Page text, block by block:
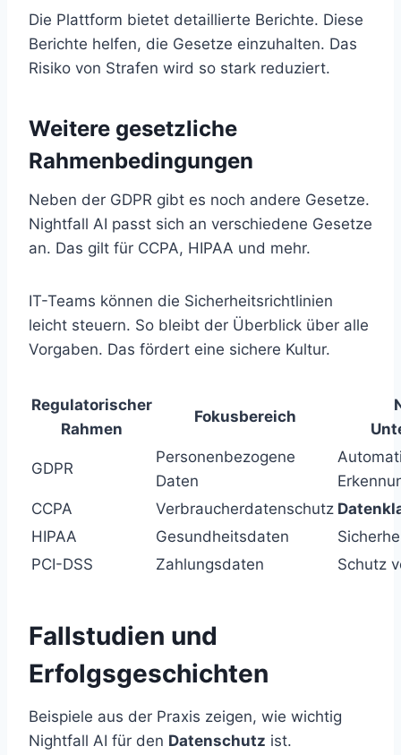
Die Plattform bietet detaillierte Berichte. Diese
Berichte helfen, die Gesetze einzuhalten. Das
Risiko von Strafen wird so stark reduziert.
Weitere gesetzliche
Rahmenbedingungen
Neben der GDPR gibt es noch andere Gesetze.
Nightfall AI passt sich an verschiedene Gesetze
an. Das gilt für CCPA, HIPAA und mehr.
IT-Teams können die Sicherheitsrichtlinien
leicht steuern. So bleibt der Überblick über alle
Vorgaben. Das fördert eine sichere Kultur.
Regulatorischer
Rahmen
Fokusbereich
GDPR
Personenbezogene
Daten
CCPA
Verbraucherdatenschutz
HIPAA
Gesundheitsdaten
PCI-DSS
Zahlungsdaten Schutz
Fallstudien und
Erfolgsgeschichten
Beispiele aus der Praxis zeigen, wie wichtig
Nightfall AI für den Datenschutz ist.